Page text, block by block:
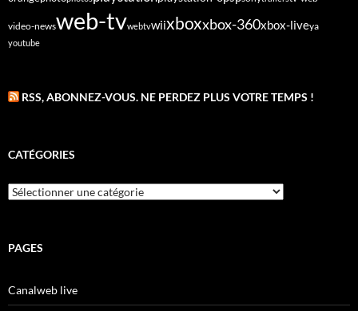
video-newsweb-tvwebtvwiixboxxbox-360xbox-liveya
youtube
RSS, ABONNEZ-VOUS. NE PERDEZ PLUS VOTRE TEMPS !
CATÉGORIES
Catégories
PAGES
Canalweb live